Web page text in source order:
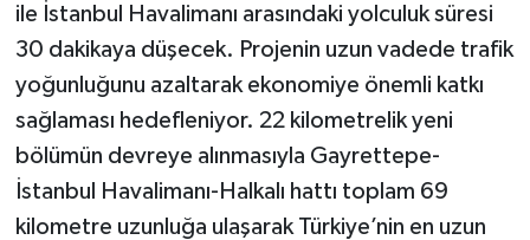
ile İstanbul Havalimanı arasındaki yolculuk süresi
30 dakikaya düşecek. Projenin uzun vadede trafik
yoğunluğunu azaltarak ekonomiye önemli katkı
sağlaması hedefleniyor. 22 kilometrelik yeni
bölümün devreye alınmasıyla Gayrettepe-
İstanbul Havalimanı-Halkalı hattı toplam 69
kilometre uzunluğa ulaşarak Türkiye’nin en uzun